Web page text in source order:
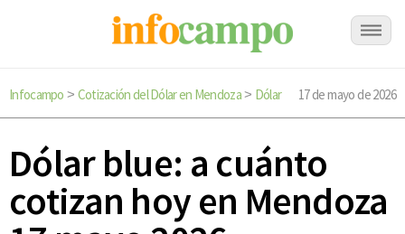
Infocampo > Cotización del Dólar en Mendoza> Dólar 17 de mayo de 2026
Dólar blue: a cuánto
cotizan hoy en Mendoza